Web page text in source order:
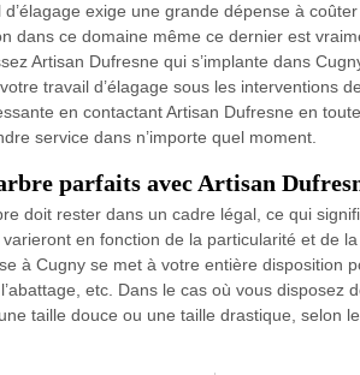
d’élagage exige une grande dépense à
dans ce domaine même ce dernier est
Artisan Dufresne qui s’implante dans
travail d’élagage sous les interventions
en contactant Artisan Dufresne en
service dans n’importe quel moment.
parfaits avec Artisan
doit rester dans un cadre légal, ce qui
en fonction de la particularité et de
à Cugny se met à votre entière disposition
etc. Dans le cas où vous disposez
taille douce ou une taille drastique, selon